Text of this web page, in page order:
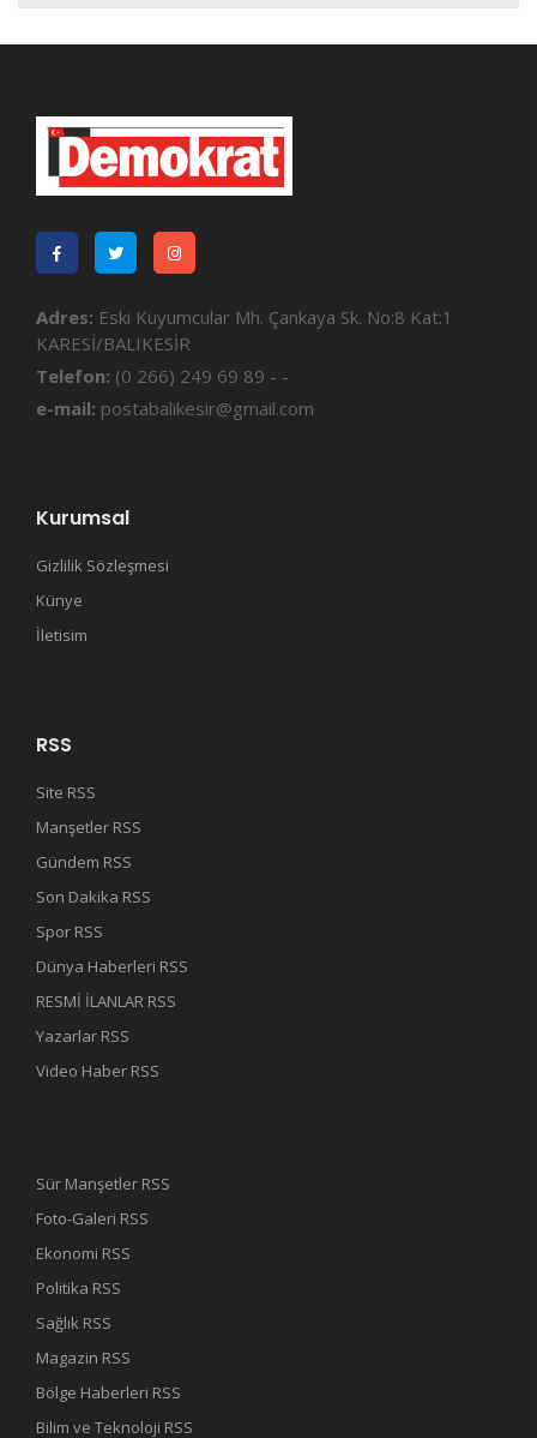
Adres: Eski Kuyumcular Mh. Çankaya Sk. No:8 Kat:1
KARESİ/BALIKESİR
Telefon: (0 266) 249 69 89 - -
e-mail: postabalikesir@gmail.com
Kurumsal
Gizlilik Sözleşmesi
Künye
İletisim
RSS
Site RSS
Manşetler RSS
Gündem RSS
Son Dakika RSS
Spor RSS
Dünya Haberleri RSS
RESMİ İLANLAR RSS
Yazarlar RSS
Video Haber RSS
Sür Manşetler RSS
Foto-Galeri RSS
Ekonomi RSS
Politika RSS
Sağlık RSS
Magazin RSS
Bölge Haberleri RSS
Bilim ve Teknoloji RSS